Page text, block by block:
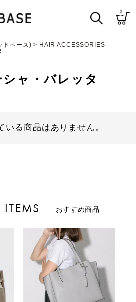
0
ドベース)
HAIR ACCESSORIES
ャ・バレッタ
いる商品はありません。
おすすめ商品